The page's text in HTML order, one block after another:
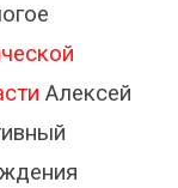
Алексей